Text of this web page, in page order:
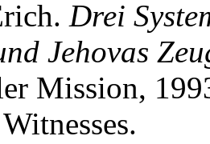
Drei
Jehovas
Mission,